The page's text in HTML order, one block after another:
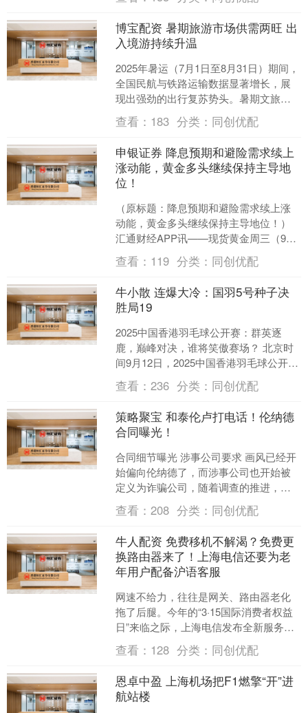
信息化等主要产业部门投向未....
博宝配资 暑期旅游市场供需两旺 出
入境游持续升温
2025年暑运（7月1日至8月31日）期间，
全国民航与铁路运输数据显著增长，展
现出强劲的出行复苏势头。暑期文旅消
费持续活跃，避暑游、中高端住宿需求
提升，同时“首....
查看： 183 分类： 同创优配
申银证券 降息预期和避险需求续上
涨动能，黄金多头继续保持主导地
位！
（原标题：降息预期和避险需求续上涨
动能，黄金多头继续保持主导地位！）
汇通财经APP讯——现货黄金周三（9月
10日）欧市时段在有利的基本面背景下
延续日内稳健涨势....
查看： 119 分类： 同创优配
牛小散 连爆大冷：国羽5号种子决
胜局19
2025中国香港羽毛球公开赛：群英逐
鹿，巅峰对决，谁将笑傲赛场？ 北京时
间9月12日，2025中国香港羽毛球公开赛
Super 500赛程继续白热化进行。在今日
的....
查看：236 分类： 同创优配
策略聚宝 和泰伦卢打电话！伦纳德
合同曝光！
合同细节曝光 涉事公司要求 画风已经开
始偏向伦纳德了，而涉事公司也开始被
定义为诈骗公司，随着调查的推进，更
多的内幕曝光了，关于小卡的合同细
节，其中有一条属实有些....
查看：208 分类： 同创优配
牛人配资 免费移机不解渴？免费更
换路由器来了！上海电信还要为老
年用户配备沪语客服
网速不给力，往往是网关、路由器老化
拖了后腿。今年的“3·15国际消费者权益
日”来临之际，上海电信发布全新服务承
诺：4月1日起，使用全屋WiFi标准版
（WiFi5....
查看： 128 分类： 同创优配
恩卓中盈 上海机场把F1燃擎“开”进
航站楼